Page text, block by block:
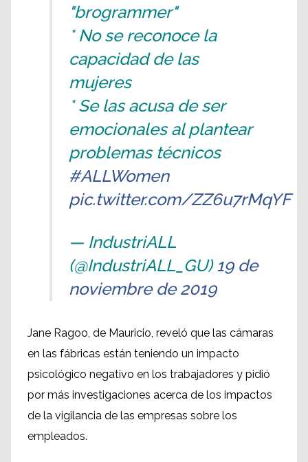
"brogrammer"
* No se reconoce la
capacidad de las
mujeres
* Se las acusa de ser
emocionales al plantear
problemas técnicos
#ALLWomen
pic.twitter.com/ZZ6u7rMqYF
— IndustriALL
(@IndustriALL_GU)19 de
noviembre de 2019
Jane Ragoo, de Mauricio, reveló que las cámaras
en las fábricas están teniendo un impacto
psicológico negativo en los trabajadores y pidió
por más investigaciones acerca de los impactos
de la vigilancia de las empresas sobre los
empleados.